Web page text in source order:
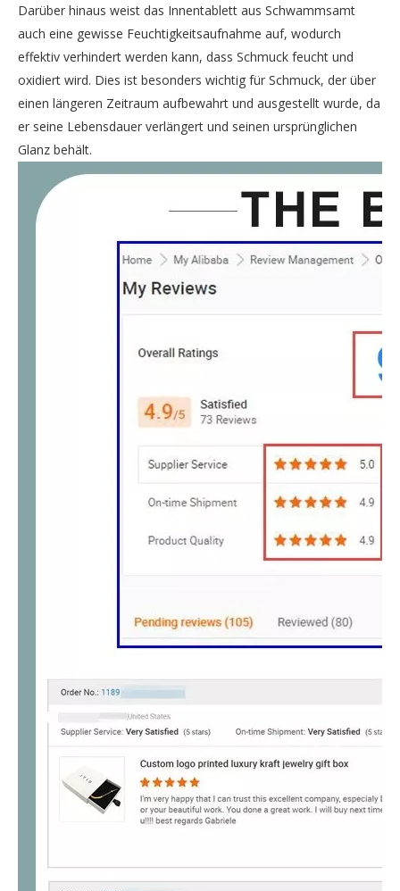
Darüber hinaus weist das Innentablett aus Schwammsamt
auch eine gewisse Feuchtigkeitsaufnahme auf, wodurch
effektiv verhindert werden kann, dass Schmuck feucht und
oxidiert wird. Dies ist besonders wichtig für Schmuck, der über
einen längeren Zeitraum aufbewahrt und ausgestellt wurde, da
er seine Lebensdauer verlängert und seinen ursprünglichen
Glanz behält.